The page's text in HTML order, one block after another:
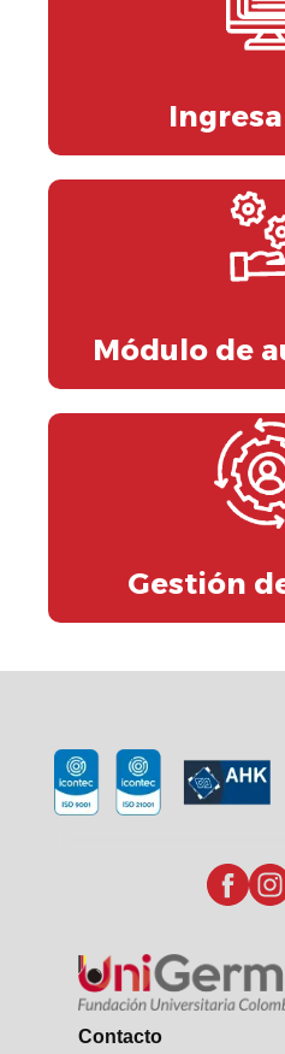
Ingresa
Módulo de
Gestión
Contacto